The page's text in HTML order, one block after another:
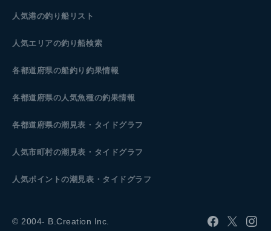
人気港の釣り船リスト
人気エリアの釣り船検索
各都道府県の船釣り釣果情報
各都道府県の人気魚種の釣果情報
各都道府県の潮見表 ・タイドグラフ
人気市町村の潮見表・タイドグラフ
人気ポイントの潮見表・タイドグラフ
© 2004- B.Creation Inc.